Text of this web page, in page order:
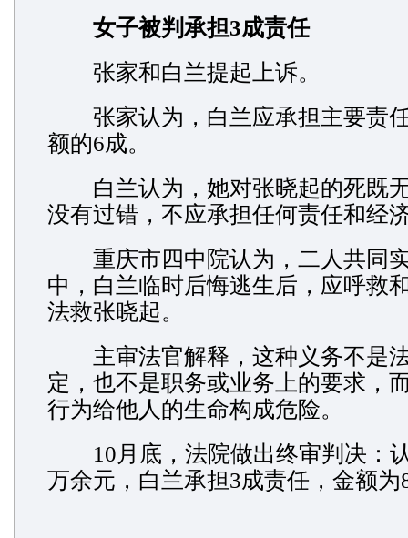
女子被判承担3成责任
张家和白兰提起上诉。
张家认为，白兰应承担主要责
额的6成。
白兰认为，她对张晓起的死既
没有过错，不应承担任何责任和经
重庆市四中院认为，二人共同
中，白兰临时后悔逃生后，应呼救
法救张晓起。
主审法官解释，这种义务不是
定，也不是职务或业务上的要求，
行为给他人的生命构成危险。
10月底，法院做出终审判决：
万余元，白兰承担3成责任，金额为